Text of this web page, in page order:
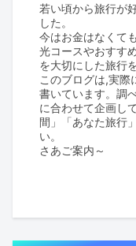
若い頃から旅行が
した。
今はお金はなくて
光コースやおすす
を大切にした旅行
このブログは,実際
書いています。調
に合わせて企画し
間」「あなた旅行
い。
さあご案内～